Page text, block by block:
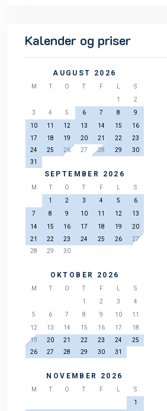
Kalender og priser
AUGUST 2026
M T O T F
S
1
2
3
4 5 6 7 8
9
10
11 12 13 14 15
16
17
18 19 20 21 22
23
24
25 26 27 28 29
30
31
SEPTEMBER 2026
M T O T F
S
1
2 3 4 5
6
7
8 9 10 11 12
13
14
15 16 17 18 19
20
21
22 23 24 25 26
27
28
29 30
OKTOBER 2026
M T O T F
S
1
2 3
4
5
6 7 8 9 10
11
12
13 14 15 16 17
18
19
20 21 22 23 24
25
26
27 28 29 30 31
NOVEMBER 2026
M T O T F
S
1